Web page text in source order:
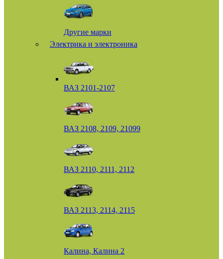
Другие марки
Электрика и электроника
ВАЗ 2101-2107
ВАЗ 2108, 2109, 21099
ВАЗ 2110, 2111, 2112
ВАЗ 2113, 2114, 2115
Калина, Калина 2